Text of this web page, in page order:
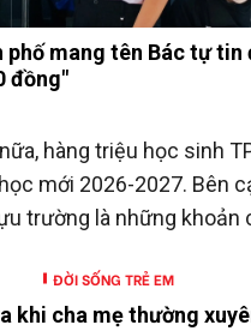
phố mang tên Bác tự tin
đồng"
hàng triệu học sinh
mới 2026-2027. Bên
trường là những khoản
ĐỜI SỐNG TRẺ EM
khi cha mẹ thường